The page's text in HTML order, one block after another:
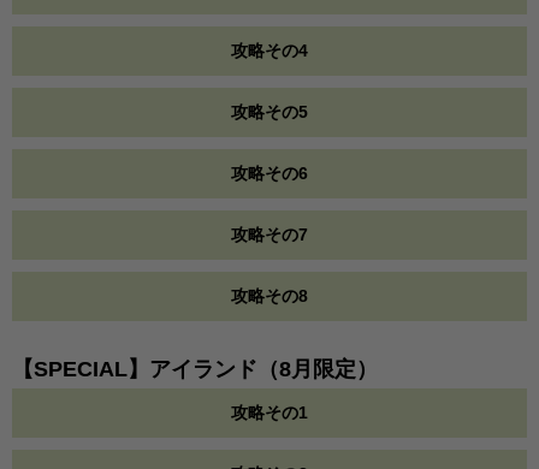
攻略その4
攻略その5
攻略その6
攻略その7
攻略その8
【SPECIAL】アイランド（8月限定）
攻略その1